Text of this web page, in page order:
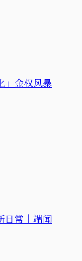
」金权风暴
日常｜端闻